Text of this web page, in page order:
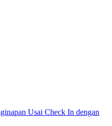
Usai Check In dengan